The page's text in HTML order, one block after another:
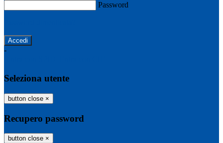
Password
-
Seleziona utente
button close ×
Recupero password
button close ×